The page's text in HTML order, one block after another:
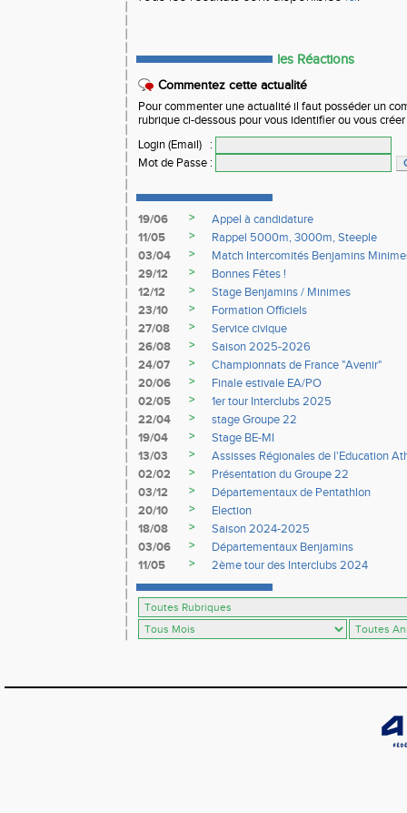
les Réactions
Commentez cette actualité
Pour commenter une actualité il faut posséder un
rubrique ci-dessous pour vous identifier ou vous
Login (Email)
:
Mot de Passe :
19/06 >
Appel à candidature
11/05
>
Rappel 5000m, 3000m, Steeple
03/04
>
Match Intercomités Benjamins
29/12
>
Bonnes Fêtes !
12/12
>
Stage Benjamins / Minimes
23/10
>
Formation Officiels
27/08
>
Service civique
26/08
>
Saison 2025-2026
24/07
>
Championnats de France "Avenir"
20/06
>
Finale estivale EA/PO
02/05
>
1er tour Interclubs 2025
22/04
>
stage Groupe 22
19/04
>
Stage BE-MI
13/03
>
Assisses Régionales de l'Education
02/02
>
Présentation du Groupe 22
03/12
>
Départementaux de Pentathlon
20/10
>
Election
18/08
>
Saison 2024-2025
03/06
>
Départementaux Benjamins
11/05
> 2ème tour des Interclubs 2024